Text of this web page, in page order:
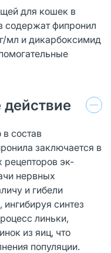
для кошек в
содержат фипронил
мл и дикарбоксимид
состав
заключается в
эк-
нервных
и гибели
синтез
линьки,
из яиц, что
популяции.